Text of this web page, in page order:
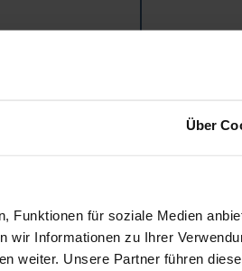
Über
Funktionen für soziale Medien
wir Informationen zu Ihrer
weiter. Unsere Partner führen
Wunschliste hinzufügen